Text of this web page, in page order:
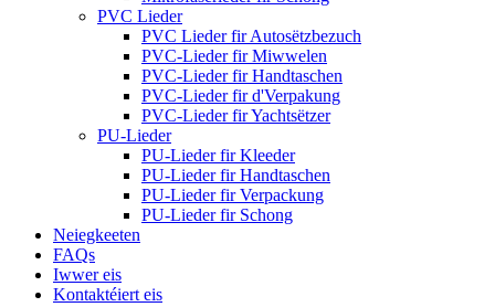
PVC Lieder
PVC Lieder fir Autosëtzbezuch
PVC-Lieder fir Miwwelen
PVC-Lieder fir Handtaschen
PVC-Lieder fir d'Verpakung
PVC-Lieder fir Yachtsëtzer
PU-Lieder
PU-Lieder fir Kleeder
PU-Lieder fir Handtaschen
PU-Lieder fir Verpackung
PU-Lieder fir Schong
Neiegkeeten
FAQs
Iwwer eis
Kontaktéiert eis